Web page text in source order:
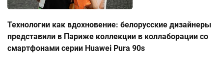
Технологии как вдохновение: белорусские дизайнеры
представили в Париже коллекции в коллаборации со
смартфонами серии Huawei Pura 90s